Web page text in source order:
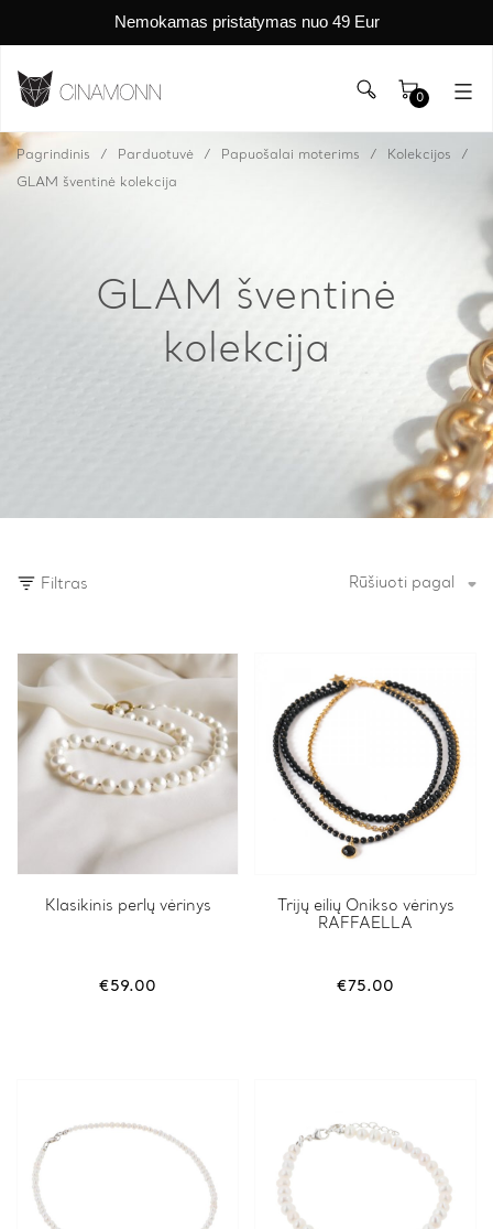
Nemokamas pristatymas nuo 49 Eur
0
GLAM šventinė
kolekcija
Pagrindinis Parduotuvė Papuošalai moterims Kolekcijos
GLAM šventinė kolekcija
Filtras Rūšiuoti pagal
Klasikinis perlų vėrinys
€59.00
Trijų eilių Onikso vėrinys
RAFFAELLA
€75.00